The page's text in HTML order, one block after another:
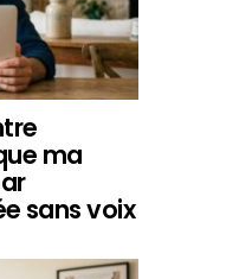
ma
sans voix